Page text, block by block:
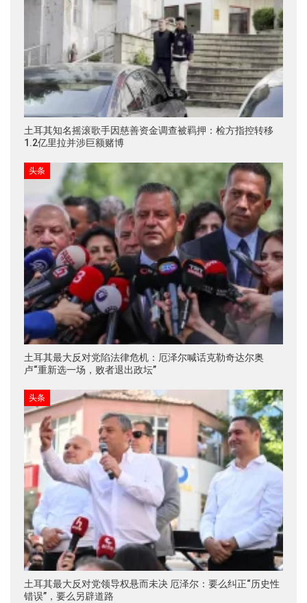
土耳其知名摇滚歌手因慈善资金调查被羁押：检方指控转移
1.2亿里拉并涉巨额赌博
头条
土耳其最大反对党陷法律危机：厄泽尔喊话克勒奇达尔奥
卢“重新选一场，败者退出政坛”
头条
土耳其最大反对党领导权悬而未决 厄泽尔：要么纠正“历史性
错误”，要么另辟道路